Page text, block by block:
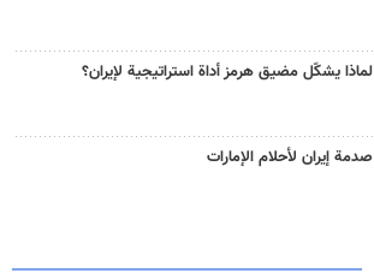
لماذا يشكّل مضيق هرمز أداة استراتيجية لإيران؟
صدمة إيران لأحلام الإمارات